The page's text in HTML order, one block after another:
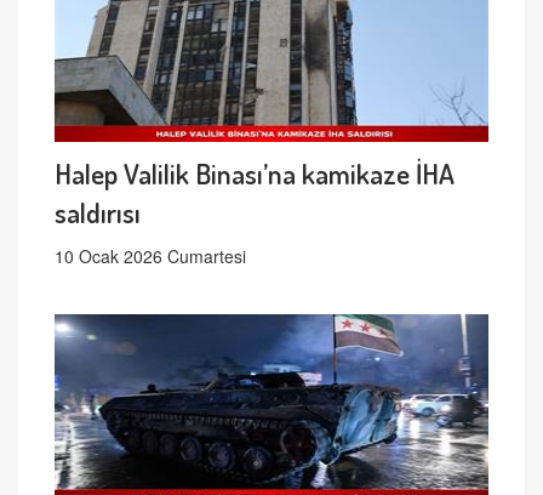
Halep Valilik Binası’na kamikaze İHA
saldırısı
10 Ocak 2026 Cumartesi